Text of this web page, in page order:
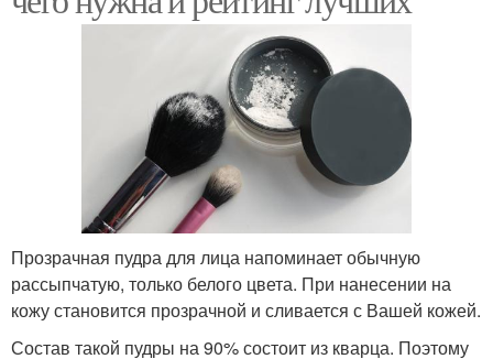
Прозрачная пудра для лица напоминает обычную
рассыпчатую, только белого цвета. При нанесении на
кожу становится прозрачной и сливается с Вашей кожей.
Состав такой пудры на 90% состоит из кварца. Поэтому